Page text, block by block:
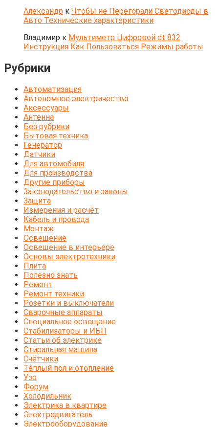
Александр к Чтобы не Перегорали Светодиоды в
Авто Технические характеристики
Владимир к Мультиметр Цифровой dt 832
Инструкция Как Пользоваться Режимы работы
Рубрики
Автоматизация
Автономное электричество
Аксессуары
Антенна
Без рубрики
Бытовая техника
Генератор
Датчики
Для автомобиля
Для производства
Другие приборы
Законодательство и законы
Защита
Измерения и расчёт
Кабель и провода
Монтаж
Освещение
Освещение в интерьере
Основы электротехники
Плита
Полезно знать
Ремонт
Ремонт техники
Розетки и выключатели
Сварочные аппараты
Специальное освещение
Стабилизаторы и ИБП
Статьи об электрике
Стиральная машина
Счётчики
Тёплый пол и отопление
Узо
Форум
Холодильник
Электрика в квартире
Электродвигатель
Электрооборудование